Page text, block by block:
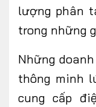
lượng phân
trong những
Những
thông minh
cung cấp